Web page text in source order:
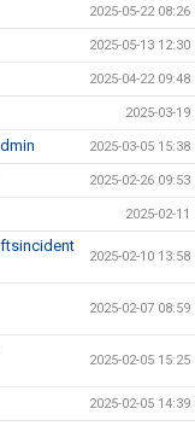
2025-05-22 08:26
2025-05-13 12:30
2025-04-22 09:48
2025-03-19
2025-03-05 15:38
2025-02-26 09:53
2025-02-11
2025-02-10 13:58
2025-02-07 08:59
2025-02-05 15:25
2025-02-05 14:39